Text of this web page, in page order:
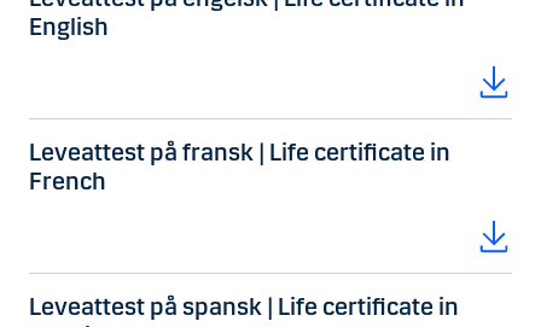
English
Leveattest på fransk | Life certificate in
French
Leveattest på spansk | Life certificate in